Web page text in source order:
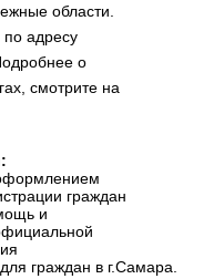
области.
адресу
о
смотрите на
граждан
и
граждан в г.Самара.